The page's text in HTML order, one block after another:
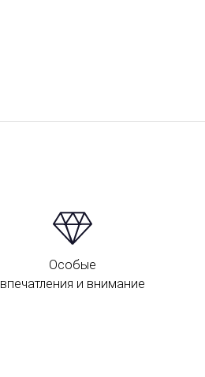
Особые
впечатления и внимание